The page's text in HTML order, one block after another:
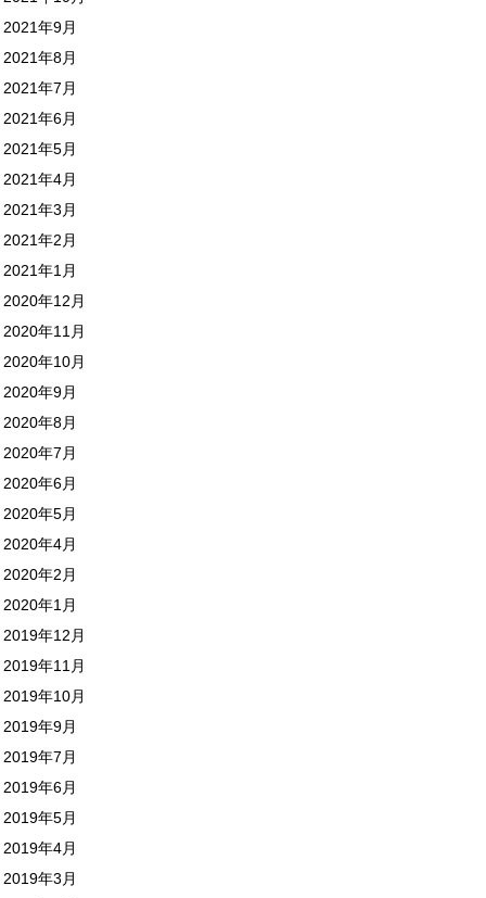
2021年9月
2021年8月
2021年7月
2021年6月
2021年5月
2021年4月
2021年3月
2021年2月
2021年1月
2020年12月
2020年11月
2020年10月
2020年9月
2020年8月
2020年7月
2020年6月
2020年5月
2020年4月
2020年2月
2020年1月
2019年12月
2019年11月
2019年10月
2019年9月
2019年7月
2019年6月
2019年5月
2019年4月
2019年3月